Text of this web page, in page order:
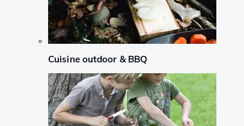
Cuisine outdoor & BBQ